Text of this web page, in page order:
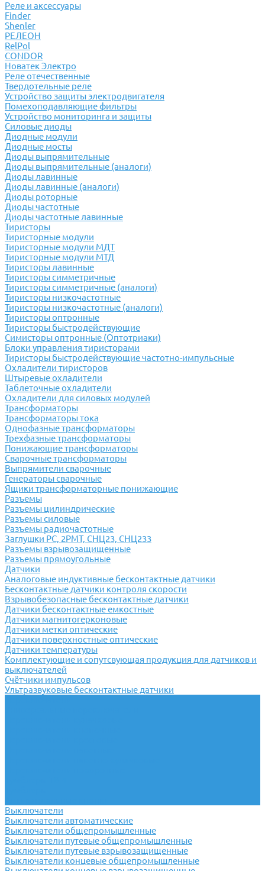
Реле и аксессуары
Finder
Shenler
РЕЛЕОН
RelPol
CONDOR
Новатек Электро
Реле отечественные
Твердотельные реле
Устройство защиты электродвигателя
Помехоподавляющие фильтры
Устройство мониторинга и защиты
Силовые диоды
Диодные модули
Диодные мосты
Диоды выпрямительные
Диоды выпрямительные (аналоги)
Диоды лавинные
Диоды лавинные (аналоги)
Диоды роторные
Диоды частотные
Диоды частотные лавинные
Тиристоры
Тиристорные модули
Тиристорные модули МДТ
Тиристорные модули МТД
Тиристоры лавинные
Тиристоры симметричные
Тиристоры симметричные (аналоги)
Тиристоры низкочастотные
Тиристоры низкочастотные (аналоги)
Тиристоры оптронные
Тиристоры быстродействующие
Симисторы оптронные (Оптотриаки)
Блоки управления тиристорами
Тиристоры быстродействующие частотно-импульсные
Охладители тиристоров
Штыревые охладители
Таблеточные охладители
Охладители для силовых модулей
Трансформаторы
Трансформаторы тока
Однофазные трансформаторы
Трехфазные трансформаторы
Понижающие трансформаторы
Сварочные трансформаторы
Выпрямители сварочные
Генераторы сварочные
Ящики трансформаторные понижающие
Разъемы
Разъемы цилиндрические
Разъемы силовые
Разъемы радиочастотные
Заглушки РС, 2РМТ, СНЦ23, СНЦ233
Разъемы взрывозащищенные
Разъемы прямоугольные
Датчики
Аналоговые индуктивные бесконтактные датчики
Бесконтактные датчики контроля скорости
Взрывобезопасные бесконтактные датчики
Датчики бесконтактные емкостные
Датчики магнитогерконовые
Датчики метки оптические
Датчики поверхностные оптические
Датчики температуры
Комплектующие и сопутсвующая продукция для датчиков и
выключателей
Счётчики импульсов
Ультразвуковые бесконтактные датчики
Выключатели
Выключатели автоматические
Выключатели общепромышленные
Выключатели путевые общепромышленные
Выключатели путевые взрывозащищенные
Выключатели концевые общепромышленные